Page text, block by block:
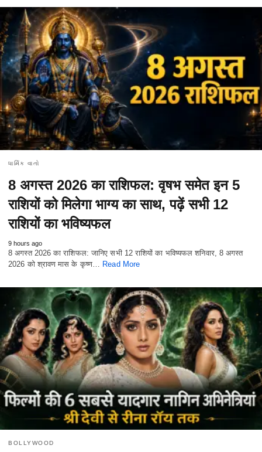
ધાર્મિક વાતો
8 अगस्त 2026 का राशिफल: वृषभ समेत इन 5
राशियों को मिलेगा भाग्य का साथ, पढ़ें सभी 12
राशियों का भविष्यफल
9 hours ago
8 अगस्त 2026 का राशिफल: जानिए सभी 12 राशियों का भविष्यफल शनिवार, 8 अगस्त
2026 को श्रावण मास के कृष्ण… Read More
BOLLYWOOD